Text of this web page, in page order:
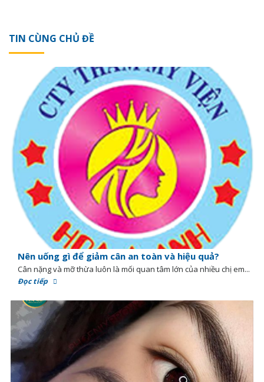
TIN CÙNG CHỦ ĐỀ
Nên uống gì để giảm cân an toàn và hiệu quả?
Cân nặng và mỡ thừa luôn là mối quan tâm lớn của nhiều chị em...
Đọc tiếp